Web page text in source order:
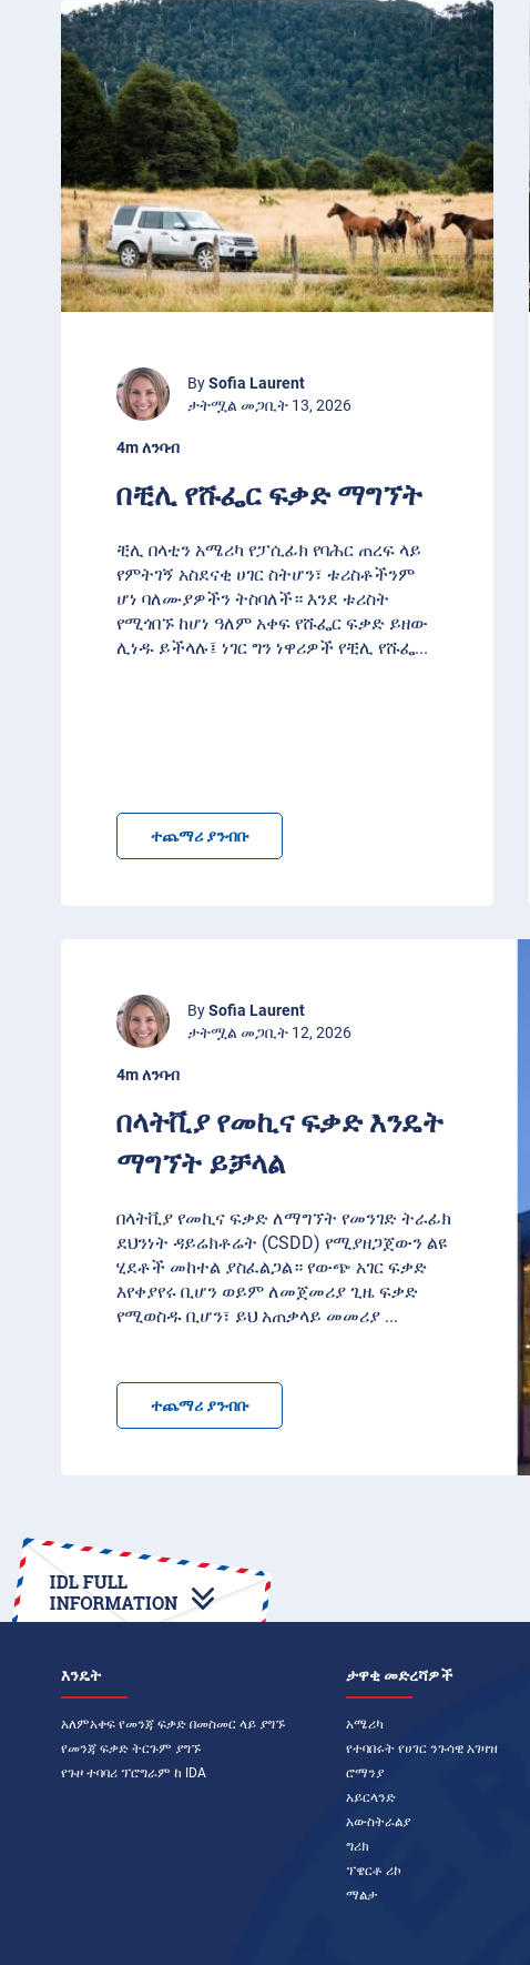
BySofia Laurent
ታትሟል መጋቢት 13, 2026
4m ለንባብ
በቺሊ የሹፌር ፍቃድ ማግኘት
ቺሊ በላቲን አሜሪካ የፓሲፊክ የባሕር ጠረፍ ላይ
የምትገኝ አስደናቂ ሀገር ስትሆን፣ ቱሪስቶችንም
ሆነ ባለሙያዎችን ትስባለች። እንደ ቱሪስት
የሚጎበኙ ከሆነ ዓለም አቀፍ የሹፌር ፍቃድ ይዘው
ሊነዱ ይችላሉ፤ ነገር ግን ነዋሪዎች የቺሊ የሹፌ...
ተጨማሪ ያንብቡ
BySofia Laurent
ታትሟል መጋቢት 12, 2026
4m ለንባብ
በላትቪያ የመኪና ፍቃድ እንዴት
ማግኘት ይቻላል
በላትቪያ የመኪና ፍቃድ ለማግኘት የመንገድ ትራፊክ
ደህንነት ዳይሬክቶሬት (CSDD) የሚያዘጋጀውን ልዩ
ሂደቶች መከተል ያስፈልጋል። የውጭ አገር ፍቃድ
እየቀያየሩ ቢሆን ወይም ለመጀመሪያ ጊዜ ፍቃድ
የሚወስዱ ቢሆን፣ ይህ አጠቃላይ መመሪያ ...
ተጨማሪ ያንብቡ
እንዴት
አለምአቀፍ የመንጃ ፍቃድ በመስመር ላይ ያግኙ
የመንጃ ፍቃድ ትርጉም ያግኙ
የጉዞ ተባባሪ ፕሮግራም ከ IDA
ታዋቂ መድረሻዎች
አሜሪካ
የተባበሩት የሀገር ንጉሳዊ አገዛዝ
ሮማንያ
አይርላንድ
አውስትራልያ
ግሪክ
ፕዌርቶ ሪኮ
ማልታ